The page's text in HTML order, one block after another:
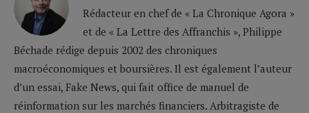
Rédacteur en chef de « La Chronique Agora »
et de « La Lettre des Affranchis », Philippe
Béchade rédige depuis 2002 des chroniques
macroéconomiques et boursières. Il est également l’auteur
d’un essai, Fake News, qui fait office de manuel de
réinformation sur les marchés financiers. Arbitragiste de